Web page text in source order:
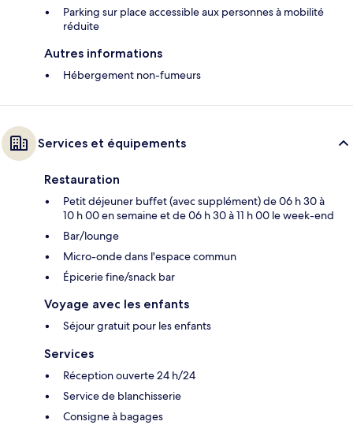
Parking sur place accessible aux personnes à mobilité
réduite
Autres informations
Hébergement non-fumeurs
Services et équipements
Restauration
Petit déjeuner buffet (avec supplément) de 06 h 30 à
10 h 00 en semaine et de 06 h 30 à 11 h 00 le week-end
Bar/lounge
Micro-onde dans l'espace commun
Épicerie fine/snack bar
Voyage avec les enfants
Séjour gratuit pour les enfants
Services
Réception ouverte 24 h/24
Service de blanchisserie
Consigne à bagages